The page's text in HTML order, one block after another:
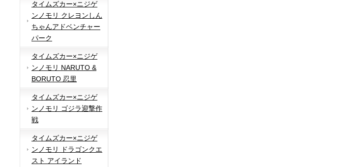
タイムズカー×ニジゲ
ンノモリ クレヨンしん
ちゃんアドベンチャー
パーク
タイムズカー×ニジゲ
ンノモリ NARUTO &
BORUTO 忍里
タイムズカー×ニジゲ
ンノモリ ゴジラ迎撃作
戦
タイムズカー×ニジゲ
ンノモリ ドラゴンクエ
スト アイランド